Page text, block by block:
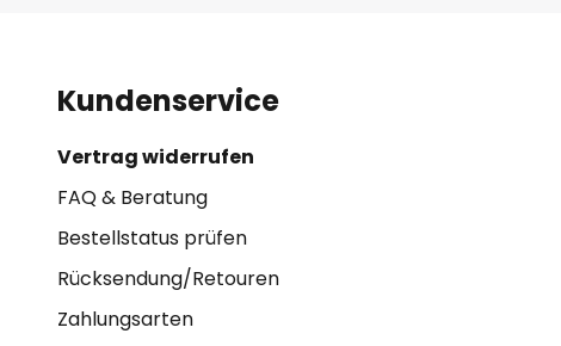
Kundenservice
Vertrag widerrufen
FAQ & Beratung
Bestellstatus prüfen
Rücksendung/Retouren
Zahlungsarten